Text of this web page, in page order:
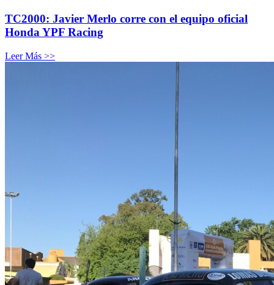
TC2000: Javier Merlo corre con el equipo oficial
Honda YPF Racing
Leer Más >>